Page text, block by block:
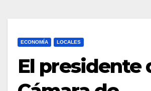
ECONOMÍA LOCALES
El presidente